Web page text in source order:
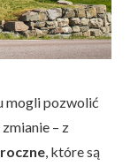
mogli pozwolić
– z
, które są